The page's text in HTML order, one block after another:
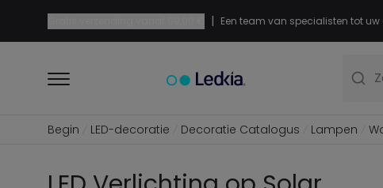
| Een team van specialisten tot uw
Begin LED-decoratie Decoratie Catalogus Lampen